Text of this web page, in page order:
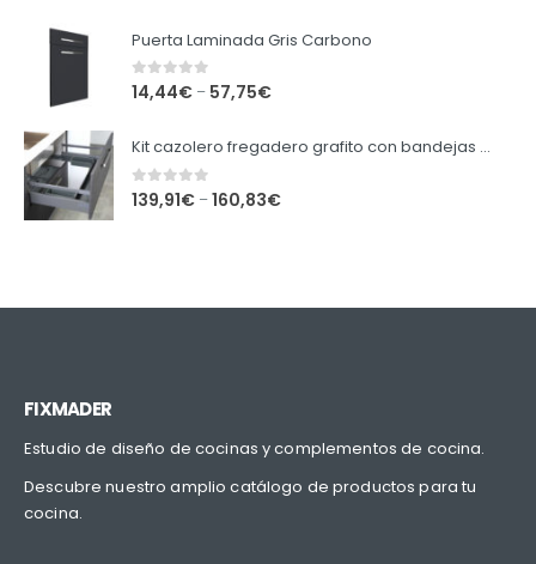
Puerta Laminada Gris Carbono
0 out of 5
14,44€ – 57,75€
Kit cazolero fregadero grafito con bandejas extraibles.
0out of 5
139,91€ –160,83€
FIXMADER
Estudio de diseño de cocinas y complementos de cocina.
Descubre nuestro amplio catálogo de productos para tu
cocina.